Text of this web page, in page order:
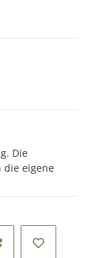
Die
die eigene